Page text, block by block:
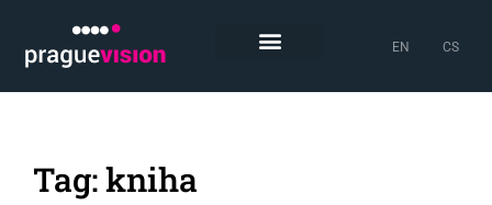
EN CS
Tag: kniha